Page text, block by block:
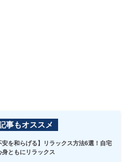
事もオススメ
安を和らげる】リラックス方法6選！自宅
身ともにリラックス